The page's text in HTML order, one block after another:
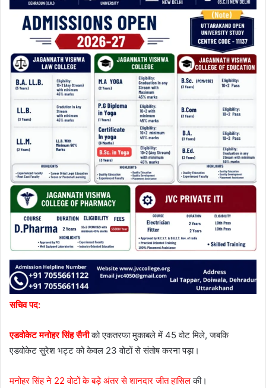
सचिव पद:
एडवोकेट मनोहर सिंह सैनीको एकतरफा मुकाबले में 45 वोट मिले, जबकि
एडवोकेट सुरेश भट्ट को केवल 23 वोटों से संतोष करना पड़ा।
मनोहर सिंह ने 22 वोटों के बड़े अंतर से शानदार जीत हासिलकी।